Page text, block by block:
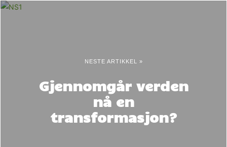
NESTE ARTIKKEL »
Gjennomgår verden
nå en
transformasjon?